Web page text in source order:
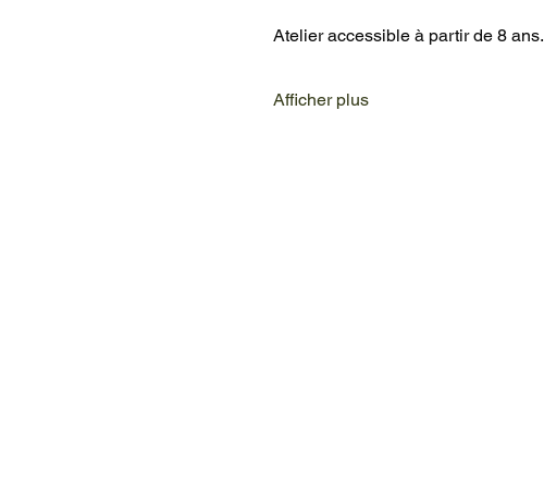
Atelier accessible à partir de 8 ans.
Afficher plus